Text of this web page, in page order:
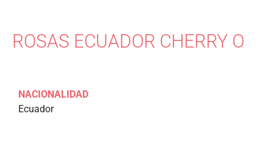
ROSAS ECUADOR CHERRY O
NACIONALIDAD
Ecuador